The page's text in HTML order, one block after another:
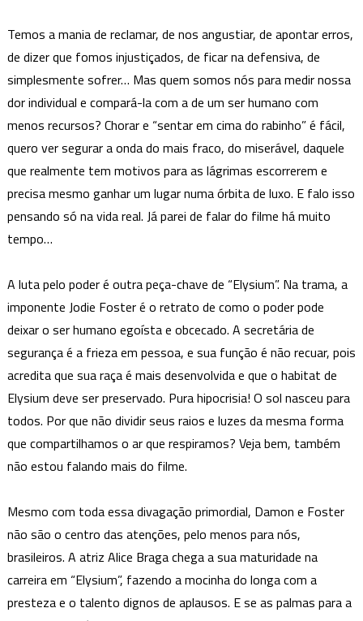
Temos a mania de reclamar, de nos angustiar, de apontar erros,
de dizer que fomos injustiçados, de ficar na defensiva, de
simplesmente sofrer… Mas quem somos nós para medir nossa
dor individual e compará-la com a de um ser humano com
menos recursos? Chorar e “sentar em cima do rabinho” é fácil,
quero ver segurar a onda do mais fraco, do miserável, daquele
que realmente tem motivos para as lágrimas escorrerem e
precisa mesmo ganhar um lugar numa órbita de luxo. E falo isso
pensando só na vida real. Já parei de falar do filme há muito
tempo…
A luta pelo poder é outra peça-chave de “Elysium”. Na trama, a
imponente Jodie Foster é o retrato de como o poder pode
deixar o ser humano egoísta e obcecado. A secretária de
segurança é a frieza em pessoa, e sua função é não recuar, pois
acredita que sua raça é mais desenvolvida e que o habitat de
Elysium deve ser preservado. Pura hipocrisia! O sol nasceu para
todos. Por que não dividir seus raios e luzes da mesma forma
que compartilhamos o ar que respiramos? Veja bem, também
não estou falando mais do filme.
Mesmo com toda essa divagação primordial, Damon e Foster
não são o centro das atenções, pelo menos para nós,
brasileiros. A atriz Alice Braga chega a sua maturidade na
carreira em “Elysium”, fazendo a mocinha do longa com a
presteza e o talento dignos de aplausos. E se as palmas para a